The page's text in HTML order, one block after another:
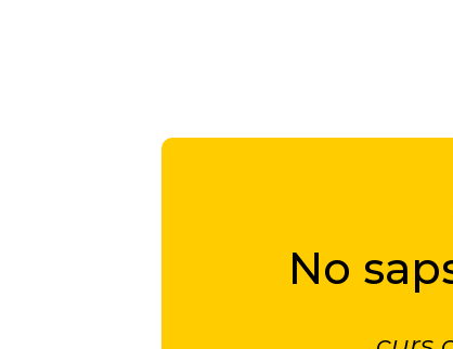
No